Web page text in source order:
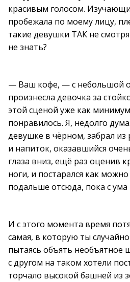
красивым голосом.
пробежала по моему лицу,
такие девушки ТАК не
не знать?
— Ваш кофе, — с небольшой
произнесла девочка за
этой сценой уже как
понравилось. Я, недолго
девушке в чёрном, забрал
и напиток, оказавшийся
глаза вниз, ещё раз оценив
ноги, и постарался как
подальше отсюда, пока с ума
И с этого момента время
самая, в которую ты
пытаясь объять
с другом на таком хотели
торчало высокой башней из